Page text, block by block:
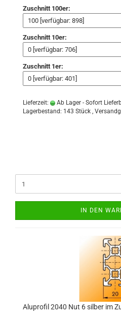
Zuschnitt 100er:
Zuschnitt 10er:
Zuschnitt 1er:
Lieferzeit: Ab Lager - Sofort
Lagerbestand: 143 Stück ,
IN DEN
Aluprofil 2040 Nut 6 silber im